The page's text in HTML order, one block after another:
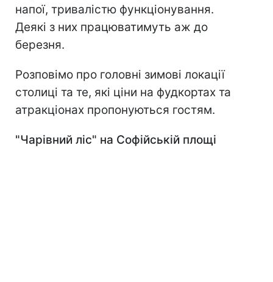
напої, тривалістю функціонування.
Деякі з них працюватимуть аж до
березня.
Розповімо про головні зимові локації
столиці та те, які ціни на фудкортах та
атракціонах пропонуються гостям.
"Чарівний ліс" на Софійській площі